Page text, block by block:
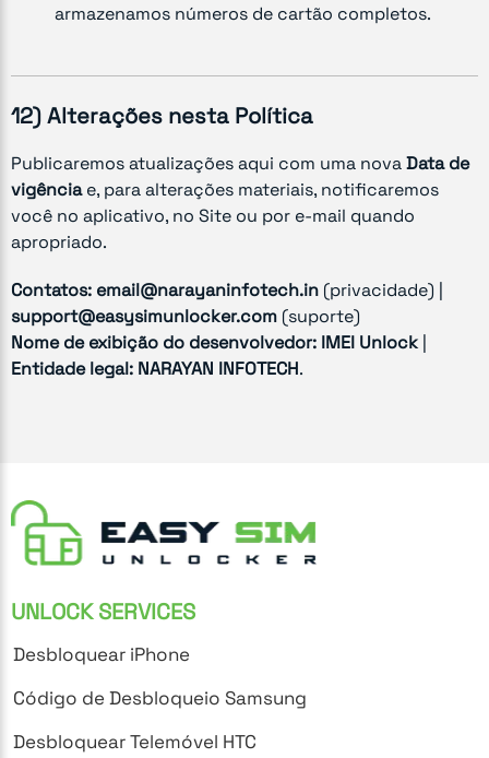
armazenamos números de cartão completos.
12) Alterações nesta Política
Publicaremos atualizações aqui com uma novaData de
vigênciae, para alterações materiais, notificaremos
você no aplicativo, no Site ou por e-mail quando
apropriado.
Contatos: email@narayaninfotech.in (privacidade) |
support@easysimunlocker.com (suporte)
Nome de exibição do desenvolvedor: IMEI Unlock
Entidade legal: NARAYAN INFOTECH.
UNLOCK SERVICES
Desbloquear iPhone
Código de Desbloqueio Samsung
Desbloquear Telemóvel HTC